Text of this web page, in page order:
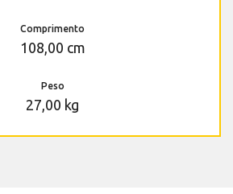
Comprimento
108,00 cm
Peso
27,00 kg